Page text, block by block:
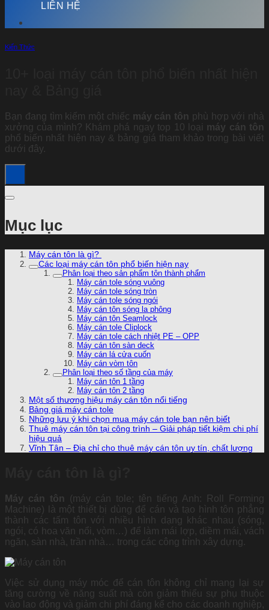
LIÊN HỆ
Kiến Thức
Bạn đang tìm kiếm một chiếc máy cán tôn phù hợp với nhà
xưởng của mình? Khám phá ngay top 10 loại máy cán tôn
phổ biến nhất hiện nay & bảng giá tham khảo trong bài viết
dưới đây.
Mục lục
Máy cán tôn là gì?
Các loại máy cán tôn phổ biến hiện nay
Phân loại theo sản phẩm tôn thành phẩm
Máy cán tole sóng vuông
Máy cán tole sóng tròn
Máy cán tole sóng ngói
Máy cán tôn sóng la phông
Máy cán tôn Seamlock
Máy cán tole Cliplock
Máy cán tole cách nhiệt PE – OPP
Máy cán tôn sàn deck
Máy cán lá cửa cuốn
Máy cán vòm tôn
Phân loại theo số tầng của máy
Máy cán tôn 1 tầng
Máy cán tôn 2 tầng
Một số thương hiệu máy cán tôn nổi tiếng
Bảng giá máy cán tole
Những lưu ý khi chọn mua máy cán tole bạn nên biết
Thuê máy cán tôn tại công trình – Giải pháp tiết kiệm chi phí
hiệu quả
Vĩnh Tân – Địa chỉ cho thuê máy cán tôn uy tín, chất lượng
Máy cán tôn (máy cán tole; tên tiếng Anh:
Roll Forming
Machine) là một thiết bị dùng để cán và tạo hình tôn phẳng
thành các tấm tôn với nhiều hình dạng khác nhau (sóng,
ngói, có hoa văn nổi, vòm…) để làm mái lợp, diềm mái, vách
ngăn, sàn nhà, trần nhà… trong các công trình xây dựng.
Việc sử dụng máy móc để cán tôn không chỉ mang lại sự
tăng cường về năng suất mà còn giảm thiểu sự phụ thuộc
vào lao động và giảm chi phí đáng kể cho các doanh nghiệp,